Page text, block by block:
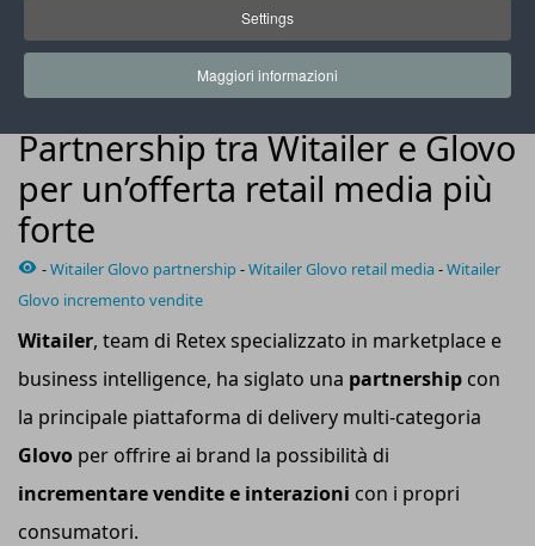
Settings
Maggiori informazioni
Glovo ha recentemente introdotto un’offerta innovativa in
ambito retail media
Partnership tra Witailer e Glovo
per un’offerta retail media più
forte
-Witailer Glovo partnership-Witailer Glovo retail media-Witailer
Glovo incremento vendite
Witailer, team di Retex specializzato in marketplace e
business intelligence, ha siglato una partnership con
la principale piattaforma di delivery multi-categoria
Glovo per offrire ai brand la possibilità di
incrementare vendite e interazioni con i propri
consumatori.